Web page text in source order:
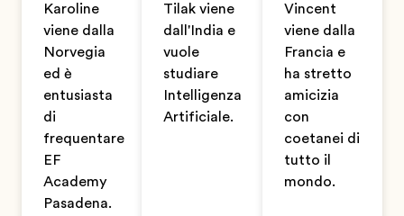
Karoline
viene dalla
Norvegia
ed è
entusiasta
di
frequentare
EF
Academy
Pasadena.
Tilak viene
dall'India e
vuole
studiare
Intelligenza
Artificiale.
Vincent
viene dalla
Francia e
ha stretto
amicizia
con
coetanei di
tutto il
mondo.